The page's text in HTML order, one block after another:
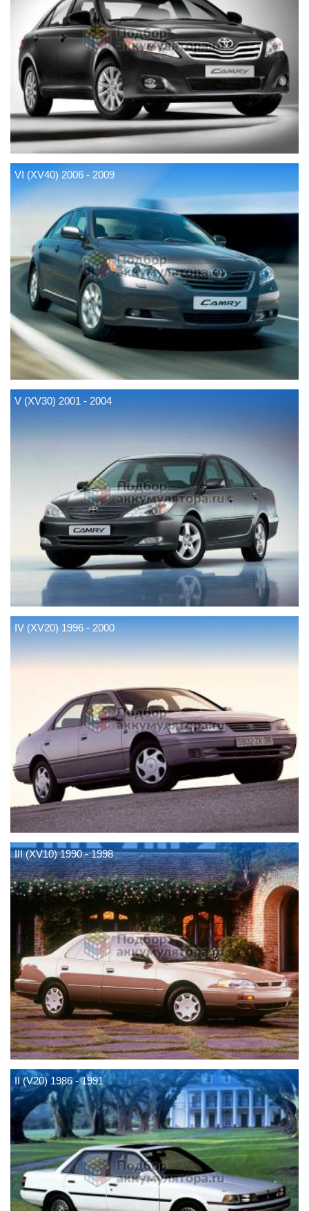
VI (XV40) 2006 - 2009
V (XV30) 2001 - 2004
IV (XV20) 1996 - 2000
III (XV10) 1990 - 1998
II (V20) 1986 - 1991